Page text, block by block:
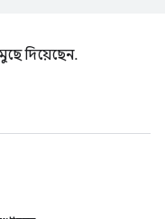
দিয়েছেন.